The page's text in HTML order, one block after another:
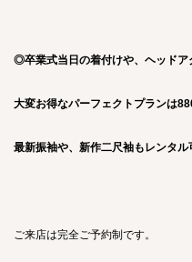
◎卒業式当日の着付けや、ヘッドア
大変お得なパーフェクトプランは
最新振袖や、新作二尺袖もレンタル
ご来店は完全ご予約制です。